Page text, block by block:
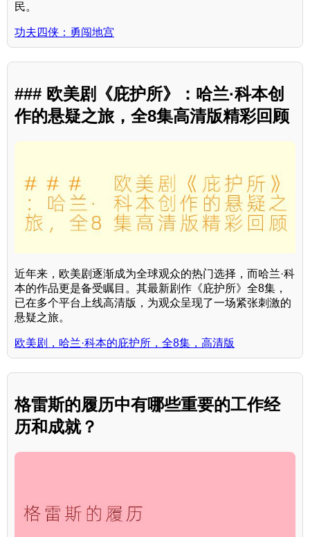
民。
功夫四侠：勇闯地宫
### 欧美剧《庇护所》：哈兰·科本创
作的悬疑之旅，全8集高清版精彩回顾
近年来，欧美剧逐渐成为全球观众的热门选择，而哈兰·科
本的作品更是备受瞩目。其最新剧作《庇护所》全8集，
已在多个平台上线高清版，为观众呈现了一场紧张刺激的
悬疑之旅。
欧美剧，哈兰·科本的庇护所，全8集，高清版
格雷斯的履历中有哪些重要的工作经
历和成就？